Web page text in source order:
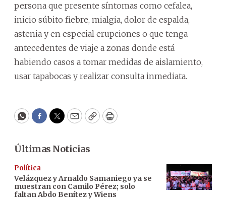
persona que presente síntomas como cefalea,
inicio súbito fiebre, mialgia, dolor de espalda,
astenia y en especial erupciones o que tenga
antecedentes de viaje a zonas donde está
habiendo casos a tomar medidas de aislamiento,
usar tapabocas y realizar consulta inmediata.
WhatsApp
Facebook
Twitter
EmailCopyPrint
Últimas Noticias
Política
Velázquez y Arnaldo Samaniego ya se
muestran con Camilo Pérez; solo
faltan Abdo Benítez y Wiens